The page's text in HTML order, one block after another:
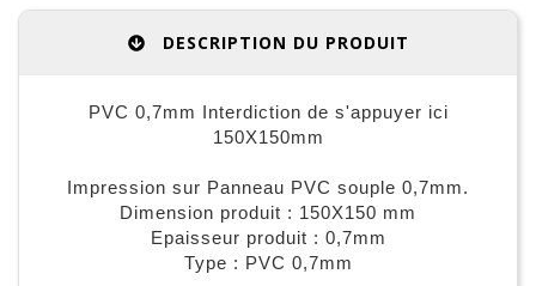
DESCRIPTION DU PRODUIT
PVC 0,7mm Interdiction de s'appuyer ici
150X150mm
Impression sur Panneau PVC souple 0,7mm.
Dimension produit : 150X150 mm
Epaisseur produit : 0,7mm
Type : PVC 0,7mm